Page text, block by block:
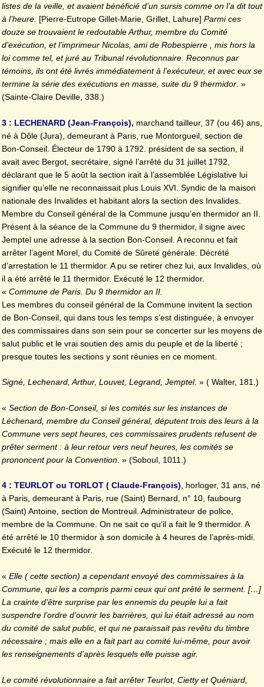
listes de la veille, et avaient bénéficié d’un sursis comme on l’a dit tout
à l’heure. [Pierre-Eutrope Gillet-Marie, Grillet, Lahure] Parmi ces
douze se trouvaient le redoutable Arthur, membre du Comité
d’exécution, et l’imprimeur Nicolas, ami de Robespierre , mis hors la
loi comme tel, et juré au Tribunal révolutionnaire. Reconnus par
témoins, ils ont été livrés immédiatement à l’exécuteur, et avec eux se
termine la série des exécutions en masse, suite du 9 thermidor . »
(Sainte-Claire Deville, 338.)
3 : LECHENARD (Jean-François), marchand tailleur, 37 (ou 46) ans,
né à Dôle (Jura), demeurant à Paris, rue Montorgueil, section de
Bon-Conseil. Électeur de 1790 à 1792. président de sa section, il
avait avec Bergot, secrétaire, signé l’arrêté du 31 juillet 1792,
déclarant que le 5 août la section irait à l’assemblée Législative lui
signifier qu’elle ne reconnaissait plus Louis XVI. Syndic de la maison
nationale des Invalides et habitant alors la section des Invalides.
Membre du Conseil général de la Commune jusqu’en thermidor an II.
Présent à la séance de la Commune du 9 thermidor, il signe avec
Jemptel une adresse à la section Bon-Conseil. A reconnu et fait
arrêter l’agent Morel, du Comité de Sûreté générale. Décrété
d’arrestation le 11 thermidor. A pu se retirer chez lui, aux Invalides, où
il a été arrêté le 11 thermidor. Exécuté le 12 thermidor.
« Commune de Paris. Du 9 thermidor an II.
Les membres du conseil général de la Commune invitent la section
de Bon-Conseil, qui dans tous les temps s’est distinguée, à envoyer
des commissaires dans son sein pour se concerter sur les moyens de
salut public et le vrai soutien des amis du peuple et de la liberté ;
presque toutes les sections y sont réunies en ce moment.
Signé, Lechenard, Arthur, Louvet, Legrand, Jemptel. » ( Walter, 181.)
« Section de Bon-Conseil, si les comités sur les instances de
Léchenard, membre du Conseil général, députent trois des leurs à la
Commune vers sept heures, ces commissaires prudents refusent de
prêter serment : à leur retour vers neuf heures, les comités se
prononcent pour la Convention . » (Soboul, 1011.)
4 : TEURLOT ou TORLOT ( Claude-François), horloger, 31 ans, né
à Paris, demeurant à Paris, rue (Saint) Bernard, n° 10, faubourg
(Saint) Antoine, section de Montreuil. Administrateur de police,
membre de la Commune. On ne sait ce qu’il a fait le 9 thermidor. A
été arrêté le 10 thermidor à son domicile à 4 heures de l’après-midi.
Exécuté le 12 thermidor.
« Elle ( cette section) a cependant envoyé des commissaires à la
Commune, qui les a compris parmi ceux qui ont prêté le serment. […]
La crainte d’être surprise par les ennemis du peuple lui a fait
suspendre l’ordre d’ouvrir les barrières, qui lui était adressé au nom
du comité de salut public, et qui ne paraissait pas revêtu du timbre
nécessaire ; mais elle en a fait part au comité lui-même, pour avoir
les renseignements d’après lesquels elle puisse agir.
Le comité révolutionnaire a fait arrêter Teurlot, Cietty et Quéniard,